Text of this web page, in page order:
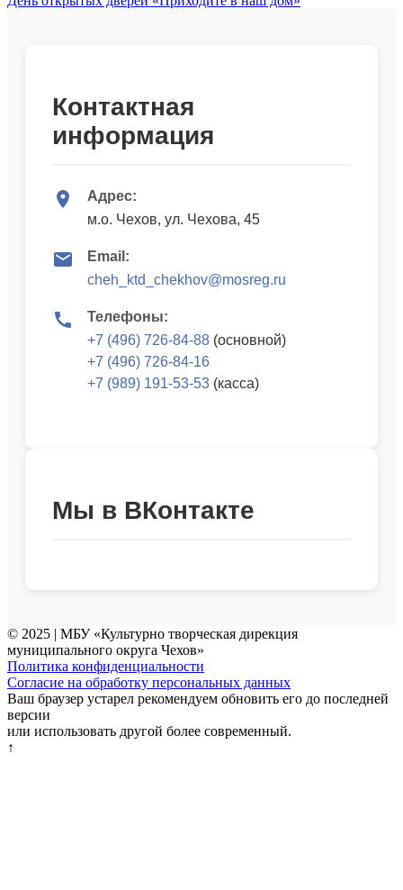
Контактная
информация
Адрес:
м.о. Чехов, ул. Чехова, 45
Email:
cheh_ktd_chekhov@mosreg.ru
Телефоны:
+7 (496) 726-84-88 (основной)
+7 (496) 726-84-16
+7 (989) 191-53-53 (касса)
Мы в ВКонтакте
© 2025 | МБУ «Культурно творческая дирекция
муниципального округа Чехов»
Политика конфиденциальности
Согласие на обработку персональных данных
Ваш браузер устарел рекомендуем обновить его до последней
версии
или использовать другой более современный.
↑